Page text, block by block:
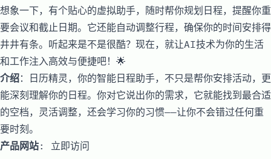
想象一下，有个贴心的虚拟助手，随时帮你规划日程，提醒你重
要会议和截止日期。它还能自动调整行程，确保你的时间安排得
井井有条。听起来是不是很酷？现在，就让AI技术为你的生活
和工作注入高效与便捷吧！🌟
介绍：日历精灵，你的智能日程助手，不只是帮你安排活动，更
能深刻理解你的日程。你对它说出你的需求，它就能找到最合适
的空档，灵活调整，还会学习你的习惯——让你不会错过任何重
要时刻。
产品网站: 立即访问